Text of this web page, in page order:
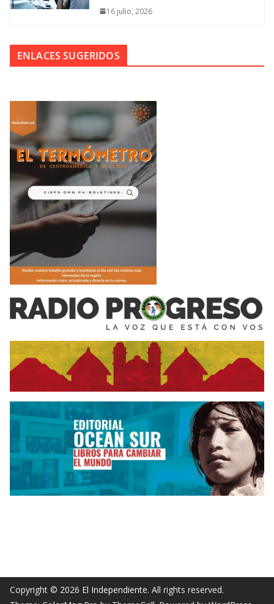
16 julio, 2026
ENLACES SUGERIDOS
Copyright © 2026 El Independiente. All rights reserved.